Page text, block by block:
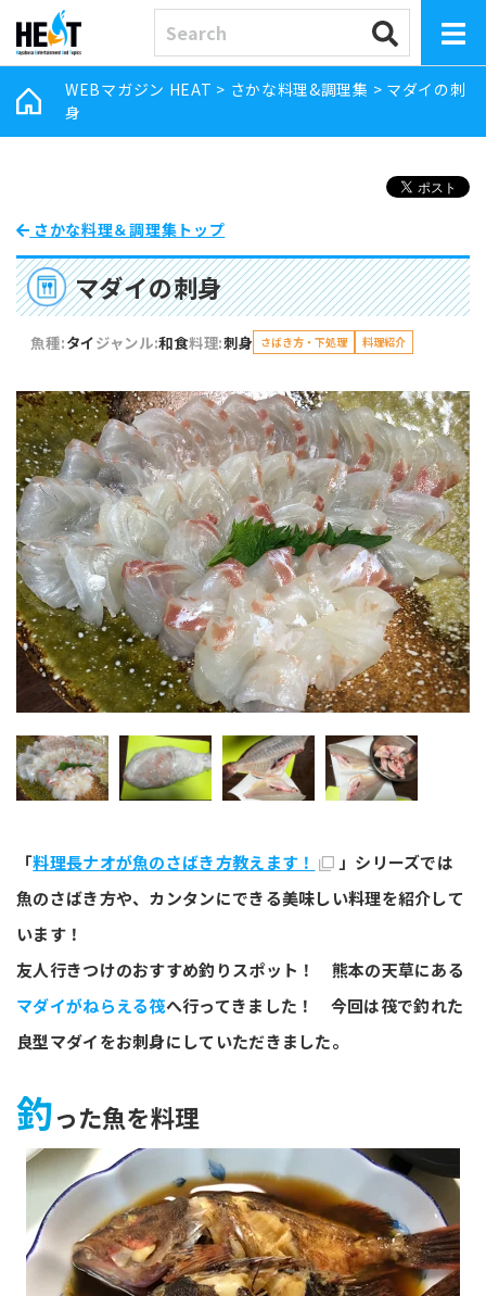
WEBマガジン HEAT > さかな料理&調理集 > マダイの刺
身
さかな料理＆調理集トップ
マダイの刺身
魚種:タイジャンル:和食料理:刺身 さばき方・下処理 料理紹介
「料理長ナオが魚のさばき方教えます！
」シリーズでは
魚のさばき方や、カンタンにできる美味しい料理を紹介して
います！
友人行きつけのおすすめ釣りスポット！ 熊本の天草にある
マダイがねらえる筏へ行ってきました！
今回は筏で釣れた
良型マダイをお刺身にしていただきました。
釣った魚を料理